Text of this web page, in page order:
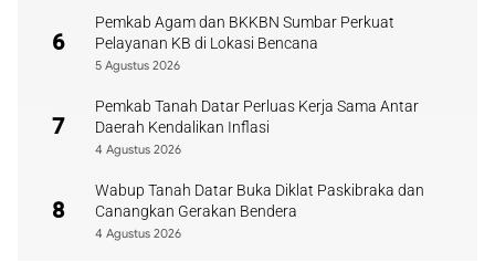
6
Pemkab Agam dan BKKBN Sumbar Perkuat
Pelayanan KB di Lokasi Bencana
5 Agustus 2026
7
Pemkab Tanah Datar Perluas Kerja Sama Antar
Daerah Kendalikan Inflasi
4 Agustus 2026
8
Wabup Tanah Datar Buka Diklat Paskibraka dan
Canangkan Gerakan Bendera
4 Agustus 2026